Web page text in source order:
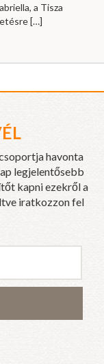
a Tisza
[…]
havonta
legjelentősebb
kapni ezekről a
iratkozzon fel